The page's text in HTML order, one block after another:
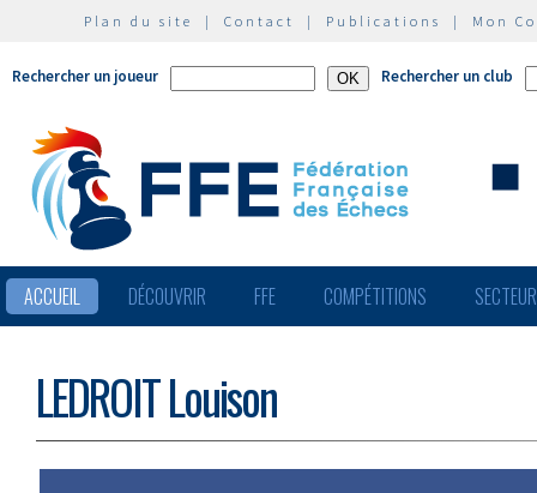
Plan du site | Contact | Publications | Mon
Rechercher un joueur Rechercher un club
ACCUEIL DÉCOUVRIR FFE COMPÉTITIONS
LEDROIT Louison